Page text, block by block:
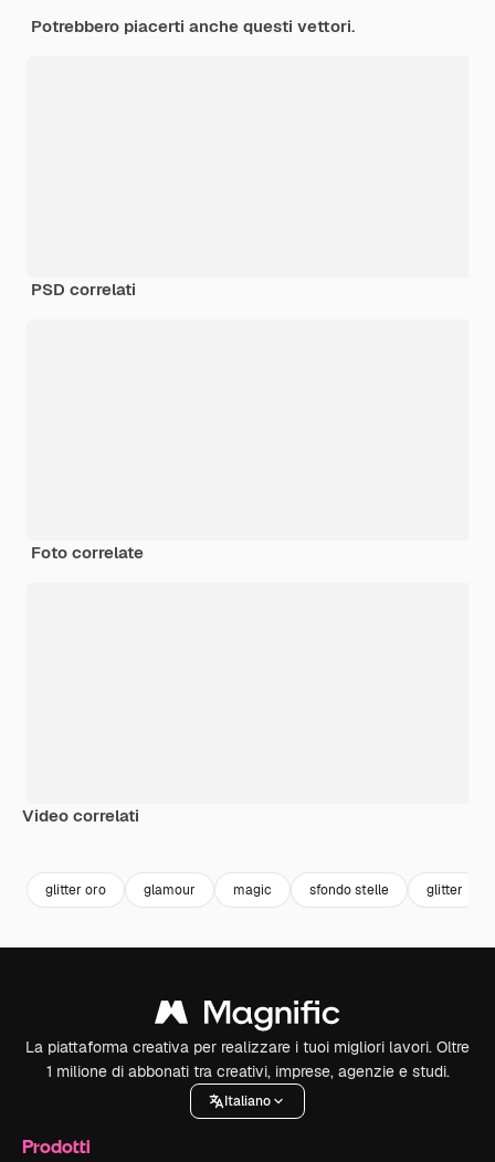
Potrebbero piacerti anche questi vettori.
PSD correlati
Foto correlate
Video correlati
glitter oro glamour magic sfondo stelle glitter
La piattaforma creativa per realizzare i tuoi migliori lavori. Oltre
1 milione di abbonati tra creativi, imprese, agenzie e studi.
Italiano
Prodotti